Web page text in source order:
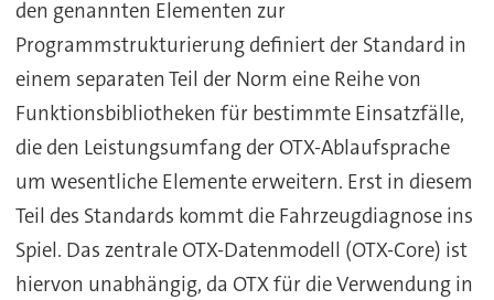
den genannten Elementen zur
Programmstrukturierung definiert der Standard in
einem separaten Teil der Norm eine Reihe von
Funktionsbibliotheken für bestimmte Einsatzfälle,
die den Leistungsumfang der OTX-Ablaufsprache
um wesentliche Elemente erweitern. Erst in diesem
Teil des Standards kommt die Fahrzeugdiagnose ins
Spiel. Das zentrale OTX-Datenmodell (OTX-Core) ist
hiervon unabhängig, da OTX für die Verwendung in